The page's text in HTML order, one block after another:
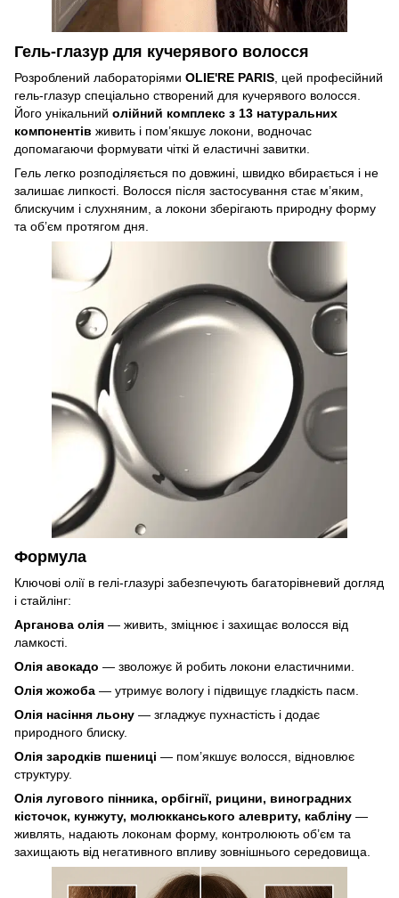
Гель-глазур для кучерявого волосся
Розроблений лабораторіями OLIE'RE PARIS , цей професійний
гель-глазур спеціально створений для кучерявого волосся.
Його унікальний олійний комплекс з 13 натуральних
компонентів живить і пом’якшує локони, водночас
допомагаючи формувати чіткі й еластичні завитки.
Гель легко розподіляється по довжині, швидко вбирається і не
залишає липкості. Волосся після застосування стає м’яким,
блискучим і слухняним, а локони зберігають природну форму
та об’єм протягом дня.
Формула
Ключові олії в гелі-глазурі забезпечують багаторівневий догляд
і стайлінг:
Арганова олія — живить, зміцнює і захищає волосся від
ламкості.
Олія авокадо — зволожує й робить локони еластичними.
Олія жожоба — утримує вологу і підвищує гладкість пасм.
Олія насіння льону — згладжує пухнастість і додає
природного блиску.
Олія зародків пшениці — пом’якшує волосся, відновлює
структуру.
Олія лугового пінника, орбігнії, рицини, виноградних
кісточок, кунжуту, молюкканського алевриту, кабліну —
живлять, надають локонам форму, контролюють об’єм та
захищають від негативного впливу зовнішнього середовища.